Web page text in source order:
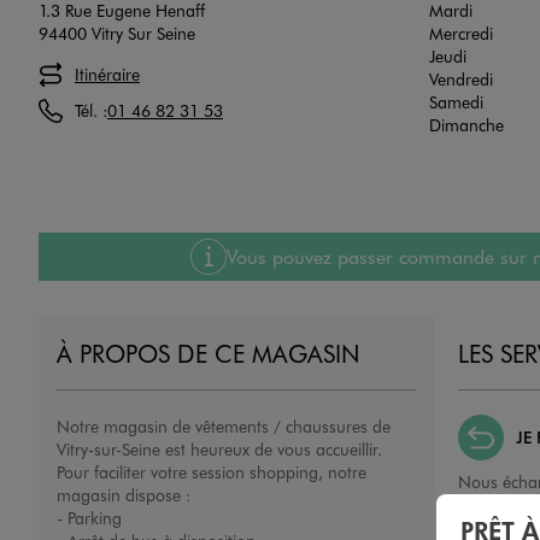
1.3 Rue Eugene Henaff
94400 Vitry Sur Seine
Itinéraire
Tél. :01 46 82 31 53
Mardi
Mercredi
Jeudi
Vendredi
Samedi
Dimanche
Vous pouvez passer commande
À PROPOS DE CE MAGASIN
Notre magasin de vêtements / chaussures de
Vitry-sur-Seine est heureux de vous accueillir.
Pour faciliter votre session shopping, notre
magasin dispose :
- Parking
LES
JE
Nous
porté,
PRÊT